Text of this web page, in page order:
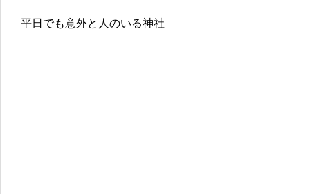
平日でも意外と人のいる神社